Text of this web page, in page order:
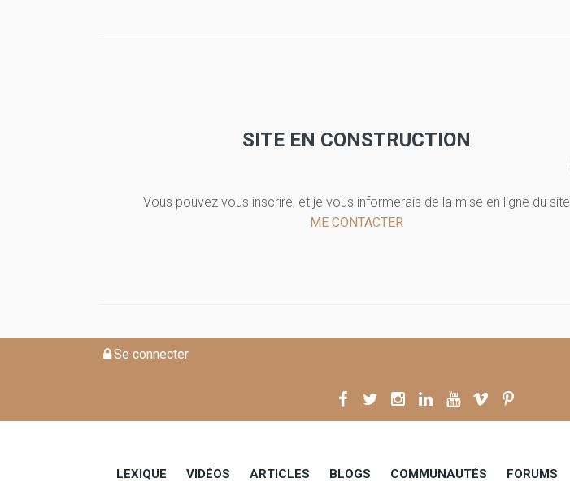
SITE EN CONSTRUCTION
Vous pouvez vous inscrire, et je vous informerais de la mise en ligne du site
ME CONTACTER
Se connecter
Toutes les catégories
LEXIQUE VIDÉOS ARTICLES BLOGS COMMUNAUTÉS FORUMS